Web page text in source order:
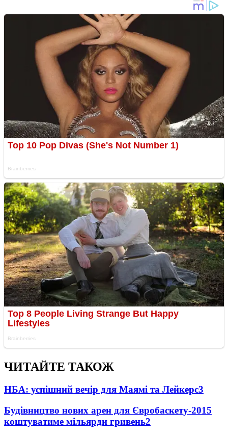
ЧИТАЙТЕ ТАКОЖ
НБА: успішний вечір для Маямі та Лейкерс3
Будівництво нових арен для Євробаскету-2015
коштуватиме мільярди гривень2